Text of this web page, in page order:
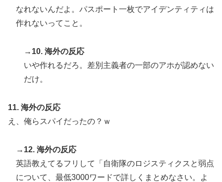
なれないんだよ。パスポート一枚でアイデンティティは
作れないってこと。
→10. 海外の反応
いや作れるだろ。差別主義者の一部のアホが認めない
だけ。
11. 海外の反応
え、俺らスパイだったの？ｗ
→12. 海外の反応
英語教えてるフリして「自衛隊のロジスティクスと弱点
について、最低3000ワードで詳しくまとめなさい。よ